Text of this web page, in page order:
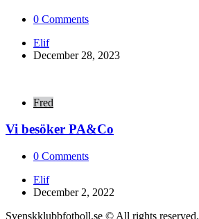
0 Comments
Posted
by
Elif
December 28, 2023
Fred
Vi besöker PA&Co
0 Comments
Posted
by
Elif
December 2, 2022
Svenskklubbfotboll.se © All rights reserved.